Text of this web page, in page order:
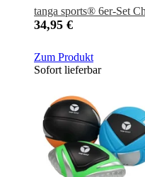
tanga sports® 6er-Set
34,95 €
Zum Produkt
Sofort lieferbar